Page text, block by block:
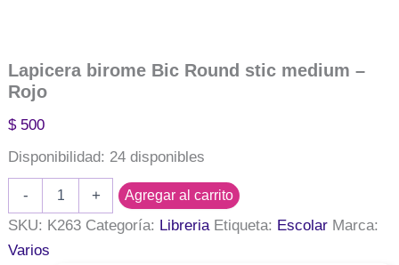
Lapicera birome Bic Round stic medium –
Rojo
$500
Disponibilidad: 24 disponibles
-
Bic
stic
+ Agregar al carrito
SKU: K263 Categoría: Libreria Etiqueta: Escolar Marca:
Varios